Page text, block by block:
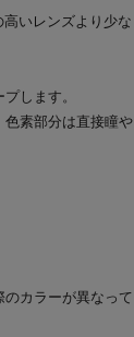
いレンズより少な
します。
色素部分は直接瞳や
のカラーが異なって